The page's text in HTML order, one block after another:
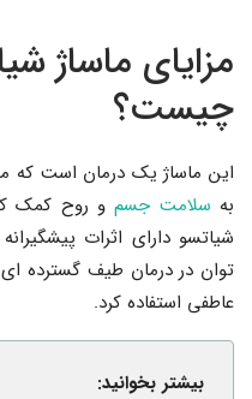
مزایای ماساژ
چیست؟
این ماساژ یک درمان است
به سلامت جسمو روح کمک
شیاتسو دارای اثرات
توان در درمان طیف گسترده
عاطفی استفاده کرد.
بیشتر بخوانید: